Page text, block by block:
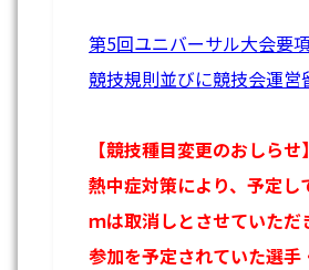
第5回ユニバーサル大会要項
競技規則並びに競技会運営
【競技種目変更のおしらせ】
熱中症対策により、予定し
ｍは取消しとさせていただ
参加を予定されていた選手